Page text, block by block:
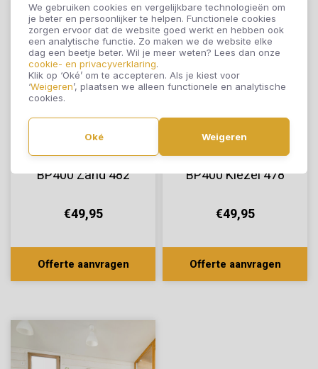
We gebruiken cookies en vergelijkbare technologieën om
je beter en persoonlijker te helpen. Functionele cookies
zorgen ervoor dat de website goed werkt en hebben ook
een analytische functie. Zo maken we de website elke
dag een beetje beter. Wil je meer weten? Lees dan onze
cookie- en privacyverklaring.
Klik op ‘Oké’ om te accepteren. Als je kiest voor
‘Weigeren’, plaatsen we alleen functionele en analytische
cookies.
Oké Weigeren
Bodiax Click Ivar
BP400 Zand 482
€49,95
Offerte aanvragen
Bodiax Click Ivar
BP400 Kiezel 478
€49,95
Offerte aanvragen